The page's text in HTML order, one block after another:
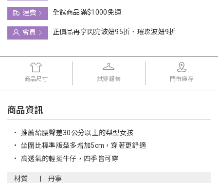
運費
全館商品滿$1000免運
會員
正價品再享閃亮波妞95折、璀璨波妞9折
商品尺寸 試穿報告 門市庫存
商品資訊
• 推薦給腰臀差30公分以上的梨型女孩
• 坐圍比標準版型多增加5cm，穿著更舒適
• 高透氣的輕挺牛仔，四季皆可穿
材質
丹寧